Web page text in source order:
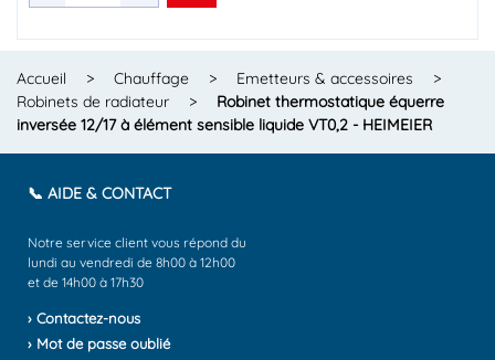
Accueil > Chauffage > Emetteurs & accessoires
>
Robinets de radiateur
>
Robinet thermostatique équerre
inversée 12/17 à élément sensible liquide VT0,2 - HEIMEIER
📞 AIDE & CONTACT
Notre service client vous répond du
lundi au vendredi de 8h00 à 12h00
et de 14h00 à 17h30
› Contactez-nous
› Mot de passe oublié